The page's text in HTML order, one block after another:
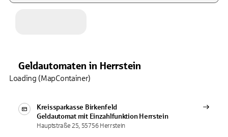
Geldautomaten in Herrstein
Kreissparkasse Birkenfeld
Geldautomat mit Einzahlfunktion Herrstein
Hauptstraße 25, 55756 Herrstein
Loading (MapContainer)